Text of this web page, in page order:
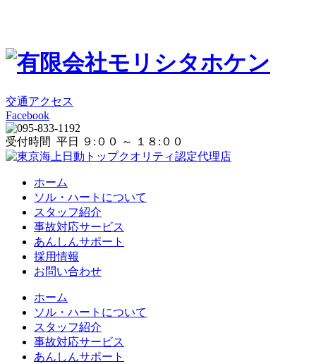
交通アクセス
Facebook
受付時間 平日 ９:００ ～ １８:００
ホーム
ソル・ハートについて
スタッフ紹介
事故対応サービス
あんしんサポート
採用情報
お問い合わせ
ホーム
ソル・ハートについて
スタッフ紹介
事故対応サービス
あんしんサポート